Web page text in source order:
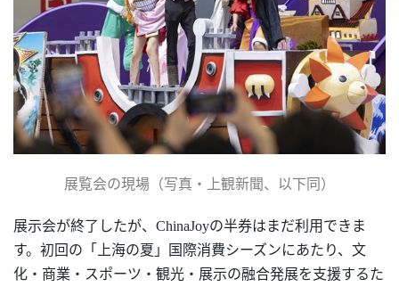
展覧会の現場 （写真・上観新聞、以下同）
展示会が終了したが、 ChinaJoyの半券はまだ利用できま
す。初回の「上海の夏」国際消費シーズンにあたり、文
化・商業・スポーツ・観光・展示の融合発展を支援するた